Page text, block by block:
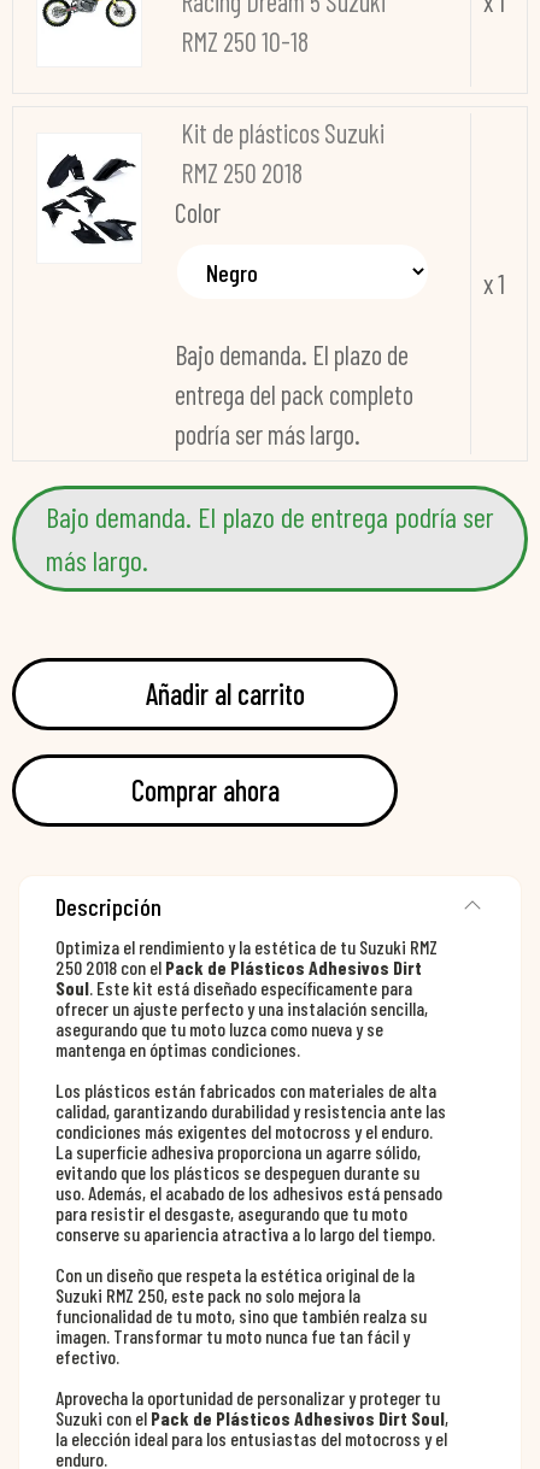
RMZ 250 10-18
Kit de plásticos Suzuki
RMZ 250 2018
Color
Bajo demanda. El plazo de
entrega del pack completo
podría ser más largo.
x 1
Bajo demanda. El plazo de entrega podría ser
más largo.
Añadir al carrito
Comprar ahora
Descripción
Optimiza el rendimiento y la estética de tu Suzuki RMZ
250 2018 con el Pack de Plásticos Adhesivos Dirt
Soul. Este kit está diseñado específicamente para
ofrecer un ajuste perfecto y una instalación sencilla,
asegurando que tu moto luzca como nueva y se
mantenga en óptimas condiciones.
Los plásticos están fabricados con materiales de alta
calidad, garantizando durabilidad y resistencia ante las
condiciones más exigentes del motocross y el enduro.
La superficie adhesiva proporciona un agarre sólido,
evitando que los plásticos se despeguen durante su
uso. Además, el acabado de los adhesivos está pensado
para resistir el desgaste, asegurando que tu moto
conserve su apariencia atractiva a lo largo del tiempo.
Con un diseño que respeta la estética original de la
Suzuki RMZ 250, este pack no solo mejora la
funcionalidad de tu moto, sino que también realza su
imagen. Transformar tu moto nunca fue tan fácil y
efectivo.
Aprovecha la oportunidad de personalizar y proteger tu
Suzuki con el Pack de Plásticos Adhesivos Dirt Soul,
la elección ideal para los entusiastas del motocross y el
enduro.